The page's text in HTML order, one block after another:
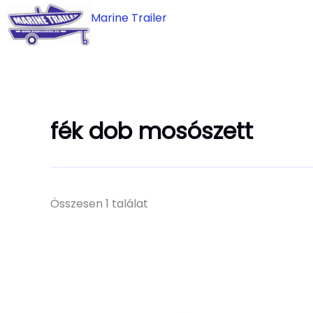
to
content
Marine Trailer
fék dob mosószett
Összesen 1 találat